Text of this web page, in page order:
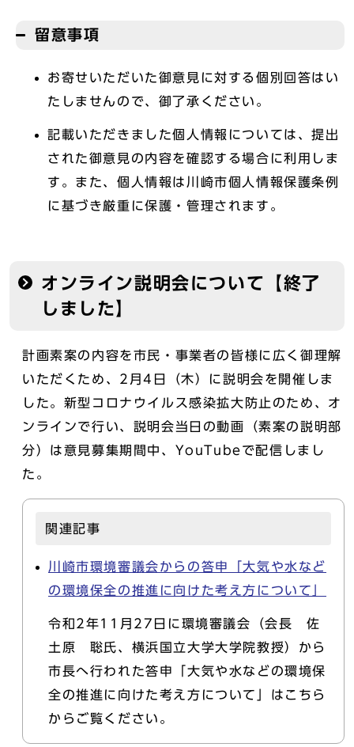
留意事項
お寄せいただいた御意見に対する個別回答はい
たしませんので、御了承ください。
記載いただきました個人情報については、提出
された御意見の内容を確認する場合に利用しま
す。また、個人情報は川崎市個人情報保護条例
に基づき厳重に保護・管理されます。
オンライン説明会について【終了
しました】
計画素案の内容を市民・事業者の皆様に広く御理解
いただくため、2月4日（木）に説明会を開催しま
した。新型コロナウイルス感染拡大防止のため、オ
ンラインで行い、説明会当日の動画（素案の説明部
分）は意見募集期間中、YouTubeで配信しまし
た。
関連記事
川崎市環境審議会からの答申「大気や水など
の環境保全の推進に向けた考え方について」
令和2年11月27日に環境審議会（会長 佐
土原 聡氏、横浜国立大学大学院教授）から
市長へ行われた答申「大気や水などの環境保
全の推進に向けた考え方について」はこちら
からご覧ください。